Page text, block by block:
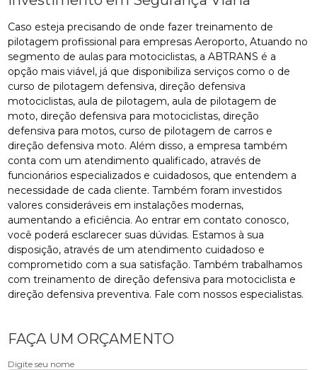
Caso esteja precisando de onde fazer treinamento de
pilotagem profissional para empresas Aeroporto, Atuando no
segmento de aulas para motociclistas, a ABTRANS é a
opção mais viável, já que disponibiliza serviços como o de
curso de pilotagem defensiva, direção defensiva
motociclistas, aula de pilotagem, aula de pilotagem de
moto, direção defensiva para motociclistas, direção
defensiva para motos, curso de pilotagem de carros e
direção defensiva moto. Além disso, a empresa também
conta com um atendimento qualificado, através de
funcionários especializados e cuidadosos, que entendem a
necessidade de cada cliente. Também foram investidos
valores consideráveis em instalações modernas,
aumentando a eficiência. Ao entrar em contato conosco,
você poderá esclarecer suas dúvidas. Estamos à sua
disposição, através de um atendimento cuidadoso e
comprometido com a sua satisfação. Também trabalhamos
com treinamento de direção defensiva para motociclista e
direção defensiva preventiva. Fale com nossos especialistas.
FAÇA UM ORÇAMENTO
Digite seu nome